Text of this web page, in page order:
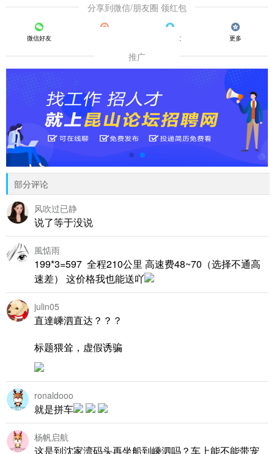
分享到微信/朋友圈 领红包
微信好友 QQ好友 更多
推广
部分评论
风吹过已静
说了等于没说
風惦雨
199*3=597 全程210公里 高速费48~70（选择不通高
速差） 这价格我也能送吖
julin05
直達嵊泗直达？？？
标题猥耸，虚假诱骗
ronaldooo
就是拼车
杨帆启航
这是到沈家湾码头再坐船到嵊泗吗？车上能不能带宠